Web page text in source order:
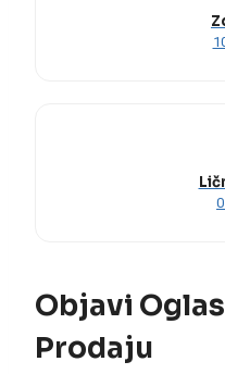
Objavi
Prodaju